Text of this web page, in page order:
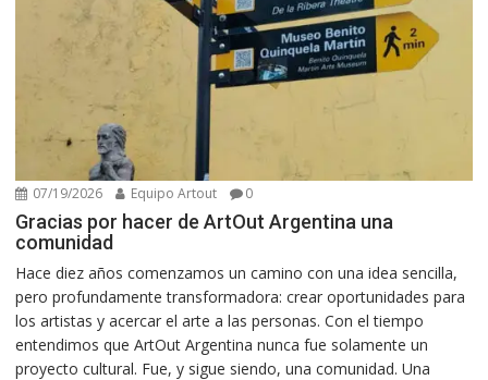
07/19/2026 Equipo Artout 0
Gracias por hacer de ArtOut Argentina una
comunidad
Hace diez años comenzamos un camino con una idea sencilla,
pero profundamente transformadora: crear oportunidades para
los artistas y acercar el arte a las personas. Con el tiempo
entendimos que ArtOut Argentina nunca fue solamente un
proyecto cultural. Fue, y sigue siendo, una comunidad. Una